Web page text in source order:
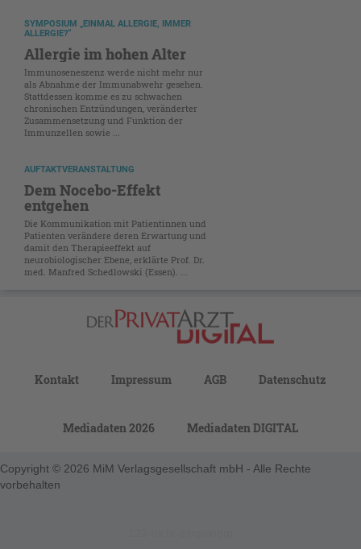
SYMPOSIUM „EINMAL ALLERGIE, IMMER
ALLERGIE?“
Allergie im hohen Alter
Immunoseneszenz werde nicht mehr nur
als Abnahme der Immunabwehr gesehen.
Stattdessen komme es zu schwachen
chronischen Entzündungen, veränderter
Zusammensetzung und Funktion der
Immunzellen sowie ...
AUFTAKTVERANSTALTUNG
Dem Nocebo-Effekt
entgehen
Die Kommunikation mit Patientinnen und
Patienten verändere deren Erwartung und
damit den Therapieeffekt auf
neurobiologischer Ebene, erklärte Prof. Dr.
med. Manfred Schedlowski (Essen). ...
Kontakt Impressum AGB Datenschutz
Mediadaten 2026 Mediadaten DIGITAL
Copyright © 2026 MiM Verlagsgesellschaft mbH - Alle Rechte
vorbehalten